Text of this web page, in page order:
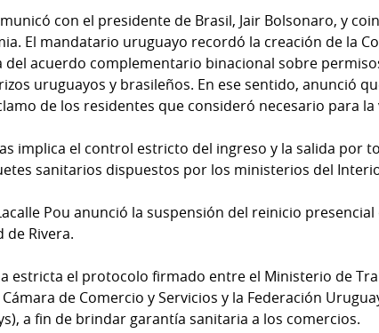
con el presidente de Brasil, Jair Bolsonaro, y
El mandatario uruguayo recordó la creación de la
del acuerdo complementario binacional sobre
uruguayos y brasileños. En ese sentido, anunció
de los residentes que consideró necesario para
implica el control estricto del ingreso y la salida por
sanitarios dispuestos por los ministerios del
Pou anunció la suspensión del reinicio
de Rivera.
estricta el protocolo firmado entre el Ministerio de
de Comercio y Servicios y la Federación
a fin de brindar garantía sanitaria a los comercios.